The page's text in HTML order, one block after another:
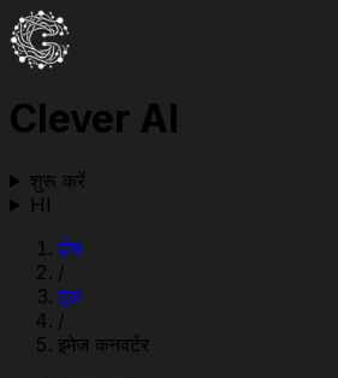
Clever AI
शुरू करें
HI
होम
/
टूल
/
इमेज कनवर्टर